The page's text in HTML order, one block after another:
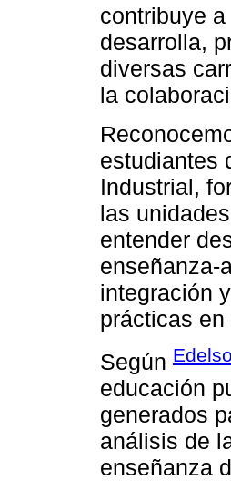
contribuye
desarrolla,
diversas
la
estudiantes
Industrial,
las
entender
enseñanza-
integración
prácticas
Según
educación
generados
análisis de
enseñanza